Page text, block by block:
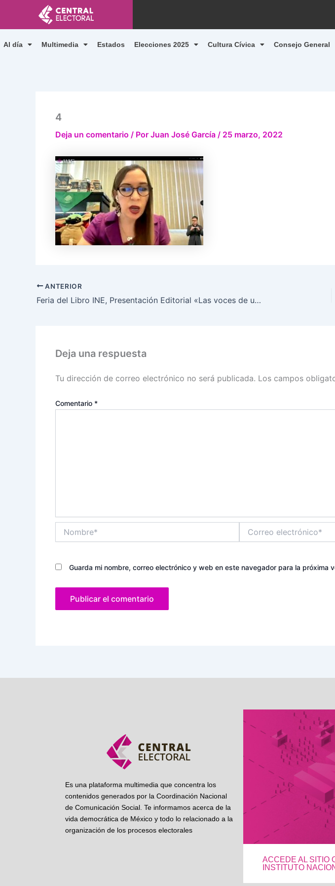
contenido
Al día Multimedia Estados Elecciones 2025 Cultura Cívica Consejo General
4
Deja un comentario / Por Juan José García / 25 marzo, 2022
ANTERIOR
Feria del Libro INE, Presentación Editorial «Las voces de una institución»
Deja una respuesta
Tu dirección de correo electrónico no será publicada. Los campos
Comentario *
electrónico*
Guarda mi nombre, correo electrónico y web en este navegador para la próxima
Es una plataforma multimedia que concentra los
contenidos generados por la Coordinación Nacional
de Comunicación Social. Te informamos acerca de la
vida democrática de México y todo lo relacionado a la
organización de los procesos electorales
ACCEDE AL SITIO
INSTITUTO